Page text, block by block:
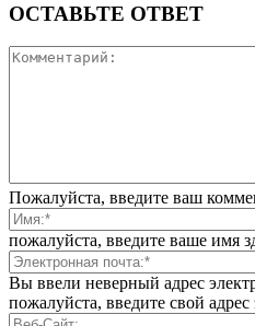
ОСТАВЬТЕ ОТВЕТ
Пожалуйста, введите ваш
пожалуйста, введите ваше имя
Вы ввели неверный адрес
пожалуйста, введите свой